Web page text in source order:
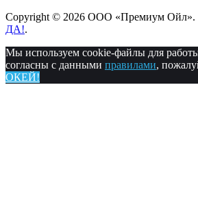
Copyright © 2026 ООО «Премиум Ойл».
ДА!.
Мы используем cookie-файлы для
согласны с данными правилами,
ОКЕЙ!